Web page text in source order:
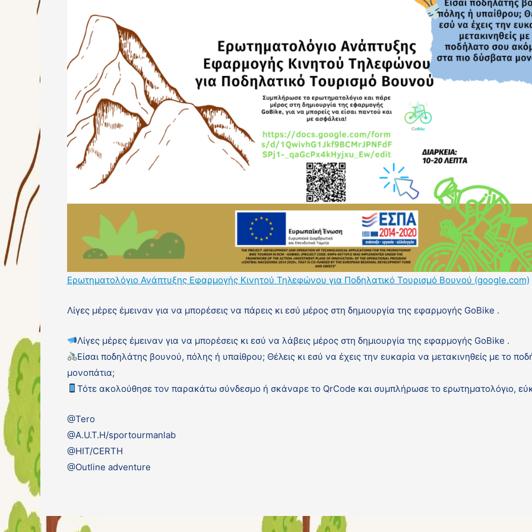
Ερωτηματολόγιο Ανάπτυξης Εφαρμογής Κινητού Τηλεφώνου για Ποδηλατικό Τουρισμό Βουνού (google.com)
Λίγες μέρες έμειναν για να μπορέσεις να πάρεις κι εσύ μέρος στη δημιουργία της εφαρμογής GoBike .
Λίγες μέρες έμειναν για να μπορέσεις κι εσύ να λάβεις μέρος στη δημιουργία της εφαρμογής GoBike .
Είσαι ποδηλάτης βουνού, πόλης ή υπαίθρου; Θέλεις κι εσύ να έχεις την ευκαρία να μετακινηθείς με το
μονοπάτια;
Τότε ακολούθησε τον παρακάτω σύνδεσμο ή σκάναρε το QrCode και συμπλήρωσε το ερωτηματολόγιο,
@Tero
@A.U.T.H/sportourmanlab
@HIT/CERTH
@Outline adventure